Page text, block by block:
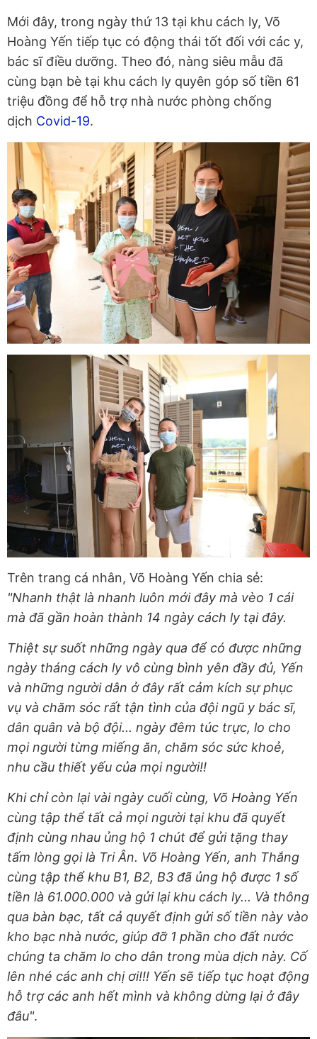
Mới đây, trong ngày thứ 13 tại khu cách ly, Võ
Hoàng Yến tiếp tục có động thái tốt đối với các y,
bác sĩ điều dưỡng. Theo đó, nàng siêu mẫu đã
cùng bạn bè tại khu cách ly quyên góp số tiền 61
triệu đồng để hỗ trợ nhà nước phòng chống
dịch Covid-19.
Trên trang cá nhân, Võ Hoàng Yến chia sẻ:
"Nhanh thật là nhanh luôn mới đây mà vèo 1 cái
mà đã gần hoàn thành 14 ngày cách ly tại đây.
Thiệt sự suốt những ngày qua để có được những
ngày tháng cách ly vô cùng bình yên đầy đủ, Yến
và những người dân ở đây rất cảm kích sự phục
vụ và chăm sóc rất tận tình của đội ngũ y bác sĩ,
dân quân và bộ đội... ngày đêm túc trực, lo cho
mọi người từng miếng ăn, chăm sóc sức khoẻ,
nhu cầu thiết yếu của mọi người!!
Khi chỉ còn lại vài ngày cuối cùng, Võ Hoàng Yến
cùng tập thể tất cả mọi người tại khu đã quyết
định cùng nhau ủng hộ 1 chút để gửi tặng thay
tấm lòng gọi là Tri Ân. Võ Hoàng Yến, anh Thắng
cùng tập thể khu B1, B2, B3 đã ủng hộ được 1 số
tiền là 61.000.000 và gửi lại khu cách ly... Và thông
qua bàn bạc, tất cả quyết định gửi số tiền này vào
kho bạc nhà nước, giúp đỡ 1 phần cho đất nước
chúng ta chăm lo cho dân trong mùa dịch này. Cố
lên nhé các anh chị ơi!!! Yến sẽ tiếp tục hoạt động
hỗ trợ các anh hết mình và không dừng lại ở đây
đâu".